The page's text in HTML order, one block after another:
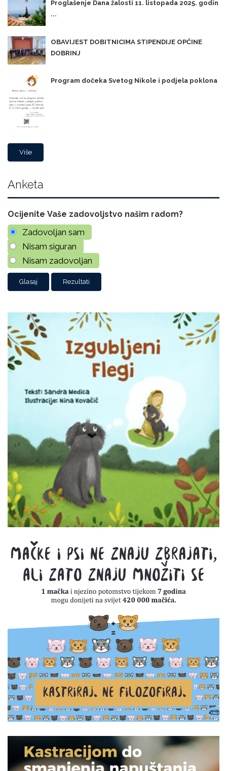
Proglašenje Dana žalosti 11. listopada 2025. godin
...
OBAVIJEST DOBITNICIMA STIPENDIJE OPĆINE
DOBRINJ
Program dočeka Svetog Nikole i podjela poklona
Više
Anketa
Ocijenite Vaše zadovoljstvo našim radom?
Zadovoljan sam
Nisam siguran
Nisam zadovoljan
Rezultati